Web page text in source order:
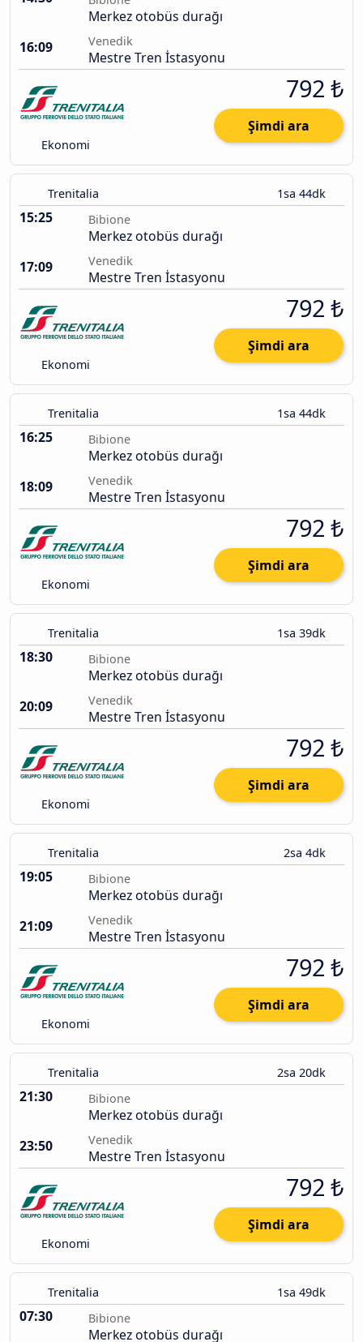
Merkez otobüs durağı
16:09
Venedik
Mestre Tren İstasyonu
Ekonomi
792 ₺
Şimdi ara
Trenitalia 1sa 44dk
15:25 Bibione
Merkez otobüs durağı
17:09
Venedik
Mestre Tren İstasyonu
Ekonomi
792 ₺
Şimdi ara
Trenitalia 1sa 44dk
16:25 Bibione
Merkez otobüs durağı
18:09
Venedik
Mestre Tren İstasyonu
Ekonomi
792 ₺
Şimdi ara
Trenitalia 1sa 39dk
18:30 Bibione
Merkez otobüs durağı
20:09
Venedik
Mestre Tren İstasyonu
Ekonomi
792 ₺
Şimdi ara
Trenitalia 2sa 4dk
19:05 Bibione
Merkez otobüs durağı
21:09
Venedik
Mestre Tren İstasyonu
Ekonomi
792 ₺
Şimdi ara
Trenitalia 2sa 20dk
21:30 Bibione
Merkez otobüs durağı
23:50
Venedik
Mestre Tren İstasyonu
Ekonomi
792 ₺
Şimdi ara
Trenitalia 1sa 49dk
07:30 Bibione
Merkez otobüs durağı